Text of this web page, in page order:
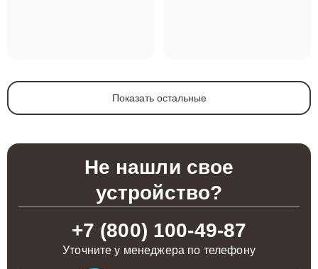
Показать остальные
Не нашли свое
устройство?
+7 (800) 100-49-87
Уточните у менеджера по телефону